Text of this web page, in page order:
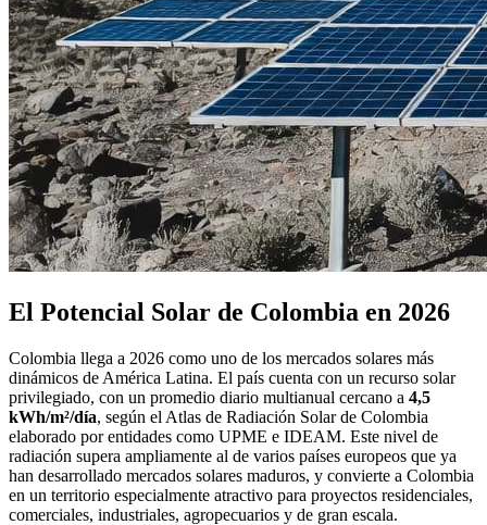
El Potencial Solar de Colombia en 2026
Colombia llega a 2026 como uno de los mercados solares más
dinámicos de América Latina. El país cuenta con un recurso solar
privilegiado, con un promedio diario multianual cercano a 4,5
kWh/m²/día, según el Atlas de Radiación Solar de Colombia
elaborado por entidades como UPME e IDEAM. Este nivel de
radiación supera ampliamente al de varios países europeos que ya
han desarrollado mercados solares maduros, y convierte a Colombia
en un territorio especialmente atractivo para proyectos residenciales,
comerciales, industriales, agropecuarios y de gran escala.